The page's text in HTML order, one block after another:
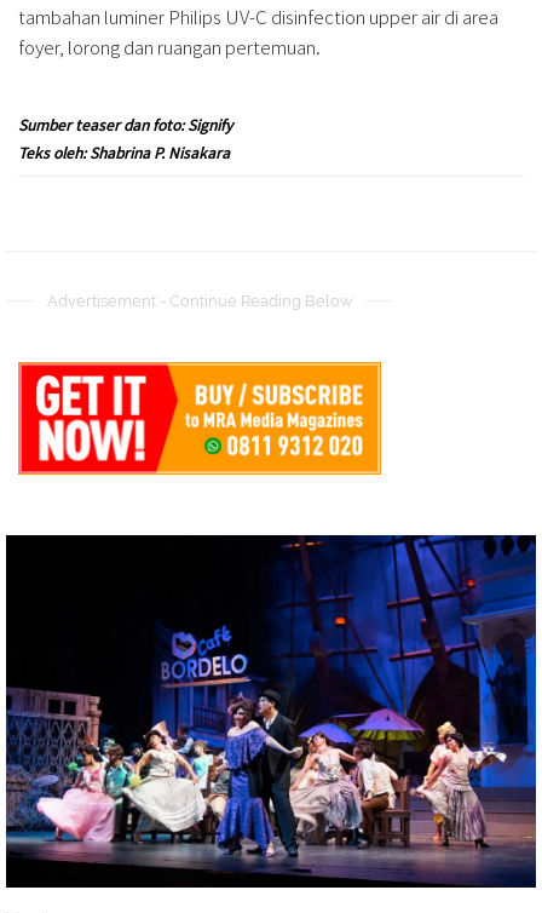
tambahan luminer Philips UV-C disinfection upper air di area
foyer, lorong dan ruangan pertemuan.
Sumber teaser dan foto: Signify
Teks oleh: Shabrina P. Nisakara
Advertisement - Continue Reading Below